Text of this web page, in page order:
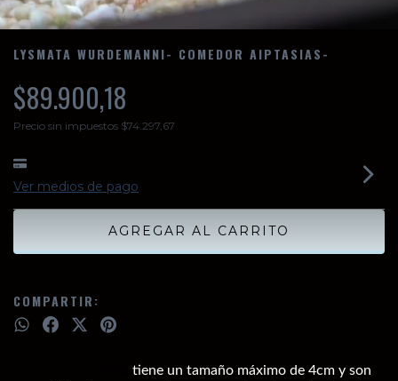
LYSMATA WURDEMANNI- COMEDOR AIPTASIAS-
$89.900,18
Precio sin impuestos $74.297,67
Ver medios de pago
COMPARTIR:
tiene un tamaño máximo de 4cm y son